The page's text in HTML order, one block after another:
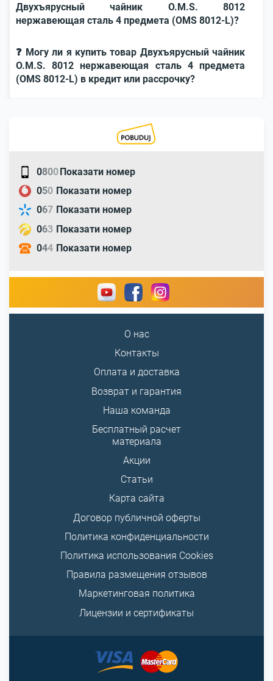
Двухъярусный чайник O.M.S. 8012
нержавеющая сталь 4 предмета (OMS 8012-L)?
❓ Могу ли я купить товар Двухъярусный чайник
O.M.S. 8012 нержавеющая сталь 4 предмета
(OMS 8012-L) в кредит или рассрочку?
0800Показати номер
050 Показати номер
067 Показати номер
063 Показати номер
044 Показати номер
О нас
Контакты
Оплата и доставка
Возврат и гарантия
Наша команда
Бесплатный расчет
материала
Акции
Статьи
Карта сайта
Договор публичной оферты
Политика конфиденциальности
Политика использования Cookies
Правила размещения отзывов
Маркетинговая политика
Лицензии и сертификаты